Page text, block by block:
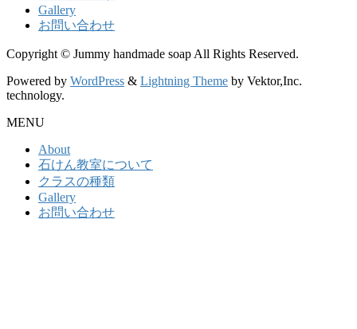
Gallery
お問い合わせ
Copyright © Jummy handmade soap All Rights Reserved.
Powered by WordPress & Lightning Theme by Vektor,Inc.
technology.
MENU
About
石けん教室について
クラスの種類
Gallery
お問い合わせ